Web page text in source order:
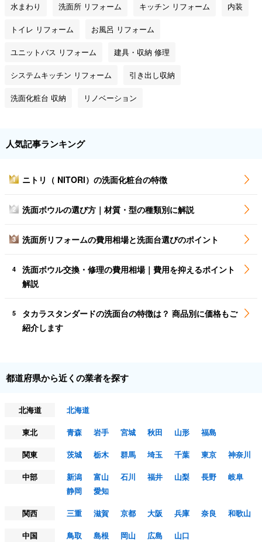
水まわり 洗面所 リフォーム キッチン リフォーム 内装
トイレ リフォーム お風呂 リフォーム
ユニットバス リフォーム 建具・収納 修理
システムキッチン リフォーム 引き出し収納
洗面化粧台 収納 リノベーション
人気記事ランキング
1 ニトリ（ NITORI）の洗面化粧台の特徴
2 洗面ボウルの選び方｜材質・型の種類別に解説
3 洗面所リフォームの費用相場と洗面台選びのポイント
4
洗面ボウル交換・修理の費用相場｜費用を抑えるポイント
解説
5
タカラスタンダードの洗面台の特徴は？ 商品別に価格もご
紹介します
都道府県から近くの業者を探す
北海道
北海道
東北
青森 岩手 宮城 秋田 山形
福島
関東
茨城 栃木 群馬 埼玉 千葉 東京
神奈川
中部
新潟 富山 石川 福井 山梨 長野
岐阜
静岡
愛知
関西
三重 滋賀 京都 大阪 兵庫 奈良
和歌山
中国
鳥取 島根 岡山 広島
山口